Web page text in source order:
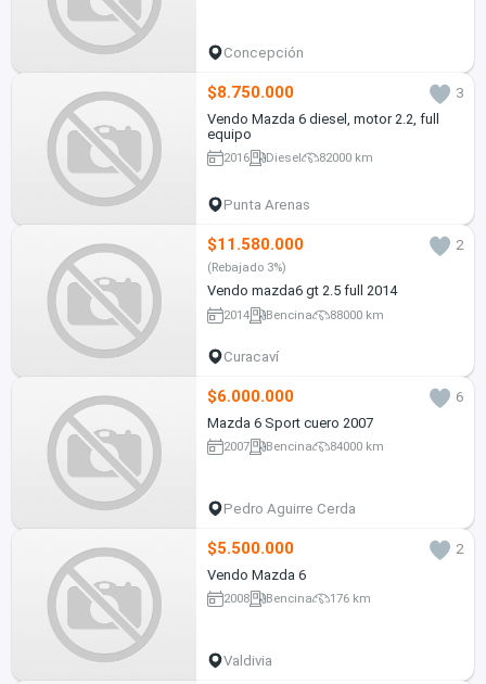
Concepción
$8.750.000
3
Vendo Mazda 6 diesel, motor 2.2, full
equipo
2016 Diesel 82000 km
Punta Arenas
$11.580.000 2
(Rebajado 3%)
Vendo mazda6 gt 2.5 full 2014
2014 Bencina 88000 km
Curacaví
$6.000.000
6
Mazda 6 Sport cuero 2007
2007 Bencina 84000 km
Pedro Aguirre Cerda
$5.500.000
2
Vendo Mazda 6
2008 Bencina 176 km
Valdivia